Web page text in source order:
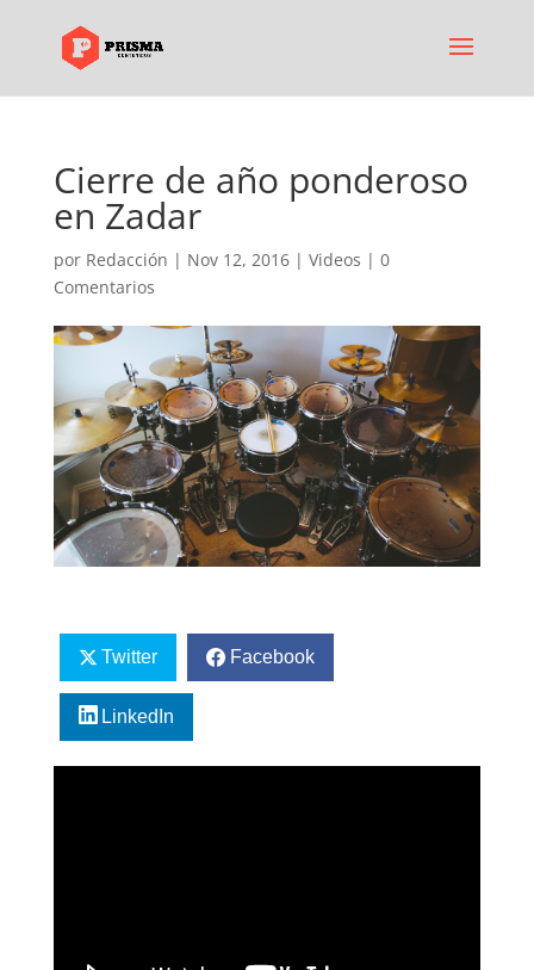
Cierre de año ponderoso
en Zadar
por Redacción | Nov 12, 2016| Videos | 0
Comentarios
Twitter Facebook
LinkedIn